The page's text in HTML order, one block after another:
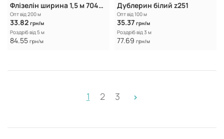
Флізелін ширина 1,5 м 7040WG White
Опт від 200 м
33.82 грн/м
Роздріб від 5 м
84.55 грн/м
Дублерин білий z251
Опт від 100 м
35.37 грн/м
Роздріб від 3 м
77.69 грн/м
1 2 3 >